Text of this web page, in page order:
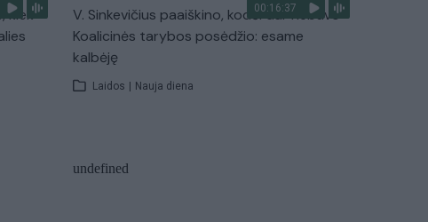
kiek
00:16:37
V. Sinkevičius paaiškino, kodėl dar nebuvo
Koalicinės tarybos posėdžio: esame
kalbėję
Laidos | Nauja diena